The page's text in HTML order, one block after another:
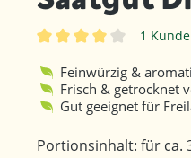
1
Feinwürzig &
Frisch & getrocknet
Gut geeignet für
Portionsinhalt: für ca.